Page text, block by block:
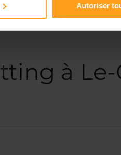
Autoriser
à